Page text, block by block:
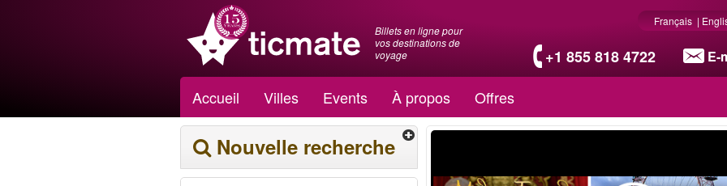
Billets en ligne pour
vos destinations de
voyage
+1 855 818 4722 E-
Français |
Accueil Villes Events À propos Offres
Nouvelle recherche